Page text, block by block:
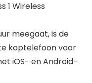
1 Wireless
meegaat, is de
koptelefoon voor
iOS- en Android-